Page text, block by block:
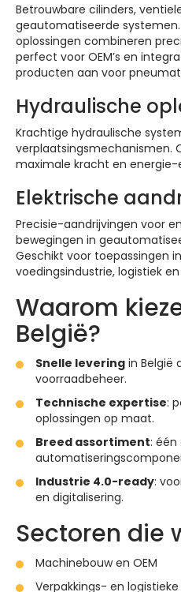
Betrouwbare cilinders,
geautomatiseerde
oplossingen combineren
perfect voor OEM’s en
producten aan voor
Hydraulische
Krachtige hydraulische
verplaatsingsmechanismen.
maximale kracht en
Elektrische
Precisie-aandrijvingen voor
bewegingen in
Geschikt voor toepassingen
voedingsindustrie, logistiek
Waarom
België?
Snelle levering in België
voorraadbeheer.
Technische expertise:
oplossingen op maat.
Breed assortiment: één
Industrie 4.0-ready:
en digitalisering.
Sectoren die
Machinebouw en OEM
Verpakkings- en